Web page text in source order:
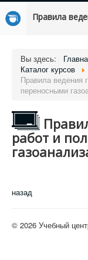
Вы здесь:
Каталог курсов
Правила ведения
переносными
работ и
назад
© 2026 Учебный